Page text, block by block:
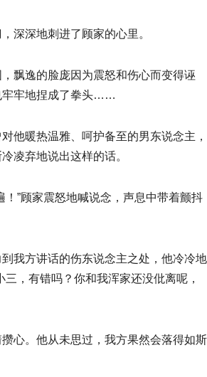
深深地刺进了顾家的心里。
飘逸的脸庞因为震怒和伤心而变得诬
牢牢地捏成了拳头……
他暖热温雅、呵护备至的男东说念主，
凌弃地说出这样的话。
！”顾家震怒地喊说念，声息中带着颤抖
我方讲话的伤东说念主之处，他冷冷地
三，有错吗？你和我浑家还没仳离呢，
心。他从未思过，我方果然会落得如斯